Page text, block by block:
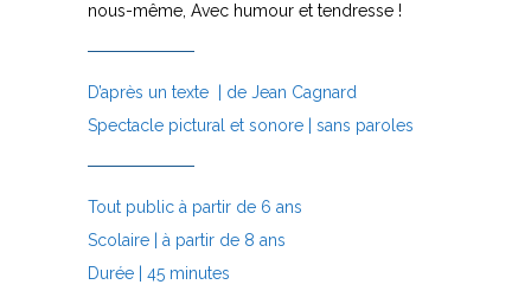
nous-même, Avec humour et tendresse !
D’après un texte | de Jean Cagnard
Spectacle pictural et sonore | sans paroles
Tout public à partir de 6 ans
Scolaire | à partir de 8 ans
Durée | 45 minutes